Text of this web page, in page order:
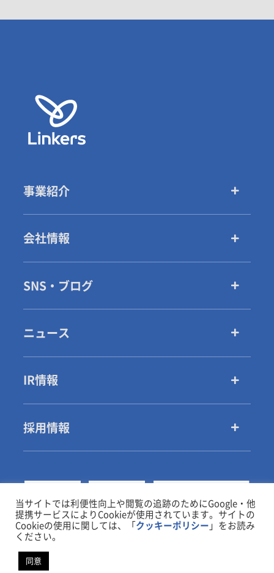
事業紹介
会社情報
SNS・ブログ
ニュース
IR情報
採用情報
当サイトでは利便性向上や閲覧の追跡のためにGoogle・他
提携サービスによりCookieが使用されています。サイトの
Cookieの使用に関しては、「 クッキーポリシー 」をお読み
ください。
同意